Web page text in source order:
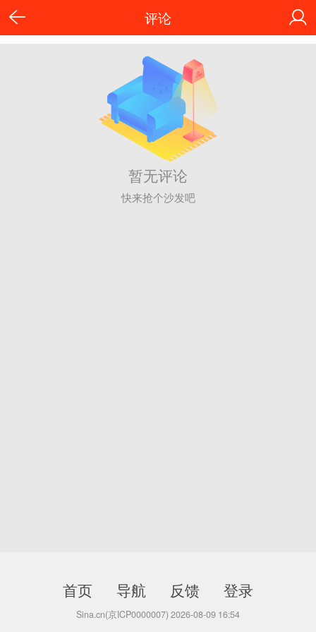
评论
暂无评论
快来抢个沙发吧
首页 导航 反馈 登录
Sina.cn(京ICP0000007) 2026-08-09 16:54